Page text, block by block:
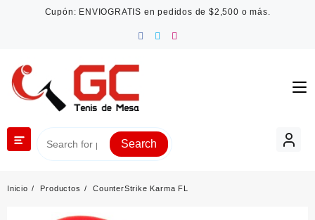
Cupón: ENVIOGRATIS en pedidos de $2,500 o más.
Search
Inicio Productos CounterStrike Karma FL